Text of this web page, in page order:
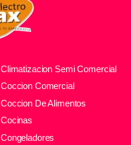
Climatizacion Semi Comercial
Coccion Comercial
Coccion De Alimentos
Cocinas
Congeladores